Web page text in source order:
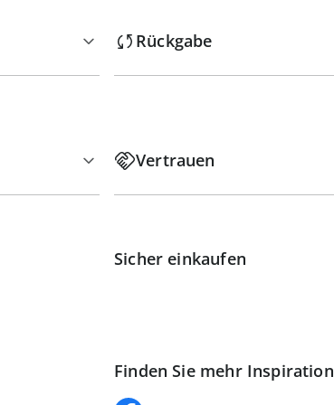
Rückgabe
Vertrauen
Sicher einkaufen
Finden Sie mehr Inspiration